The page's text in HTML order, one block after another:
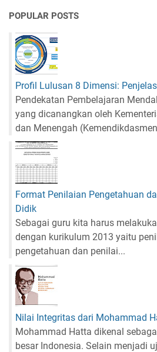
POPULAR POSTS
Profil Lulusan 8 Dimensi:
Pendekatan Pembelajaran
yang dicanangkan oleh
dan Menengah
Format Penilaian Pengetahuan
Didik
Sebagai guru kita harus
dengan kurikulum 2013 yaitu
pengetahuan dan penilai...
Nilai Integritas dari Mohammad
Mohammad Hatta dikenal
besar Indonesia. Selain menjadi